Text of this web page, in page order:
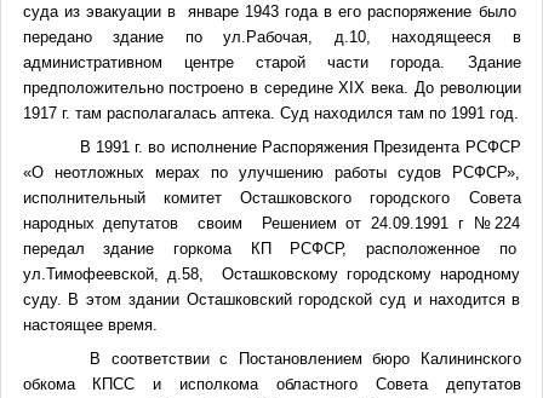
суда из эвакуации в январе 1943 года в его распоряжение было
передано здание по ул.Рабочая, д.10, находящееся в
административном центре старой части города. Здание
предположительно построено в серединеXIX века. До революции
1917 г. там располагалась аптека. Суд находился там по 1991 год.
В 1991 г. во исполнение Распоряжения Президента РСФСР
«О неотложных мерах по улучшению работы судов РСФСР»,
исполнительный комитет Осташковского городского Совета
народных депутатов своим Решением от 24.09.1991 г №224
передал здание горкома КП РСФСР, расположенное по
ул.Тимофеевской, д.58, Осташковскому городскому народному
суду. В этом здании Осташковский городской суд и находится в
настоящее время.
В соответствии с Постановлением бюро Калининского
обкома КПСС и исполкома областного Совета депутатов